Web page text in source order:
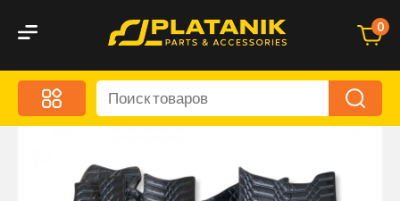
0
Меню
Акционные предложения
Дорожная кухня